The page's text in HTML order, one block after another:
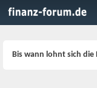
Bis wann lohnt sich die